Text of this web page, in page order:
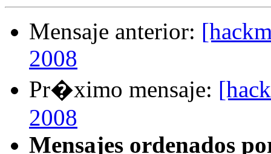
Mensaje anterior:
2008
Pr�ximo mensaje:
2008
Mensajes ordenados